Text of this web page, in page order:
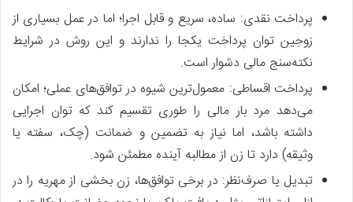
پرداخت نقدی: ساده، سریع و قابل اجرا؛ اما در عمل بسیاری از
زوجین توان پرداخت یکجا را ندارند و این روش در شرایط
نکته‌سنج مالی دشوار است.
پرداخت اقساطی: معمول‌ترین شیوه در توافق‌های عملی؛ امکان
می‌دهد مرد بار مالی را طوری تقسیم کند که توان اجرایی
داشته باشد، اما نیاز به تضمین و ضمانت (چک، سفته یا
وثیقه) دارد تا زن از مطالبه آینده مطمئن شود.
تبدیل یا صرف‌نظر: در برخی توافق‌ها، زن بخشی از مهریه را در